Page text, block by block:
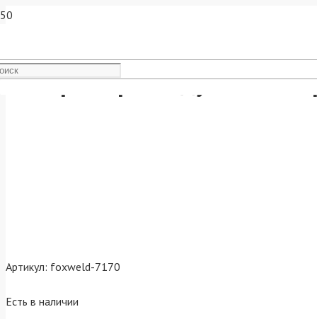
Аппарат аргонодуговой
Артикул: foxweld-7170
Есть в наличии